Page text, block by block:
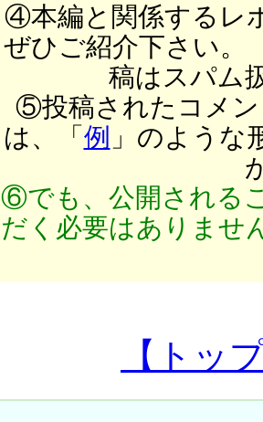
④本編と関係するレ
ぜひご紹介下さい。
稿はスパム
⑤投稿されたコメン
は、「 例 」のような
⑥でも、公開される
だく必要はありませ
【トッ